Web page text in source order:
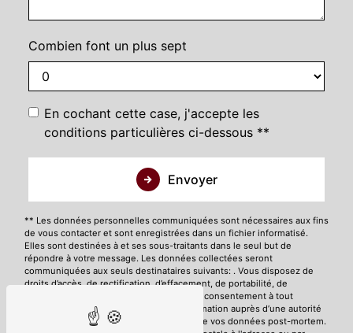
Combien font un plus sept
En cochant cette case, j'accepte les
conditions particulières ci-dessous **
Envoyer
** Les données personnelles communiquées sont nécessaires aux fins
de vous contacter et sont enregistrées dans un fichier informatisé.
Elles sont destinées à et ses sous-traitants dans le seul but de
répondre à votre message. Les données collectées seront
communiquées aux seuls destinataires suivants: . Vous disposez de
droits d’accès, de rectification, d’effacement, de portabilité, de
limitation, d’opposition, de retrait de votre consentement à tout
moment et du droit d’introduire une réclamation auprès d’une autorité
de contrôle, ainsi que d’organiser le sort de vos données post-mortem.